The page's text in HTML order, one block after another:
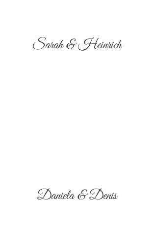
Sarah & Heinrich
Daniela & Denis